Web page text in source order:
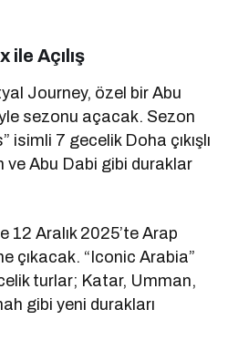
ile Açılış
Journey, özel bir Abu
sezonu açacak. Sezon
isimli 7 gecelik Doha çıkışlı
ve Abu Dabi gibi duraklar
Aralık 2025’te Arap
çıkacak. “Iconic Arabia”
turlar; Katar, Umman,
gibi yeni durakları